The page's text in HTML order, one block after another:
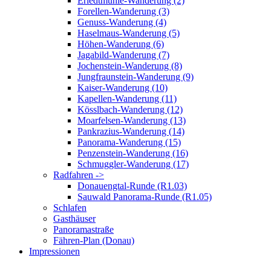
Forellen-Wanderung (3)
Genuss-Wanderung (4)
Haselmaus-Wanderung (5)
Höhen-Wanderung (6)
Jagabild-Wanderung (7)
Jochenstein-Wanderung (8)
Jungfraunstein-Wanderung (9)
Kaiser-Wanderung (10)
Kapellen-Wanderung (11)
Kösslbach-Wanderung (12)
Moarfelsen-Wanderung (13)
Pankrazius-Wanderung (14)
Panorama-Wanderung (15)
Penzenstein-Wanderung (16)
Schmuggler-Wanderung (17)
Radfahren ->
Donauengtal-Runde (R1.03)
Sauwald Panorama-Runde (R1.05)
Schlafen
Gasthäuser
Panoramastraße
Fähren-Plan (Donau)
Impressionen